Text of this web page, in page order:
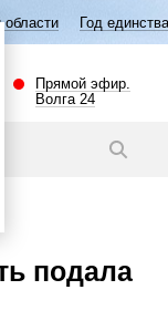
народов
Прямой эфир.
Волга 24
подала